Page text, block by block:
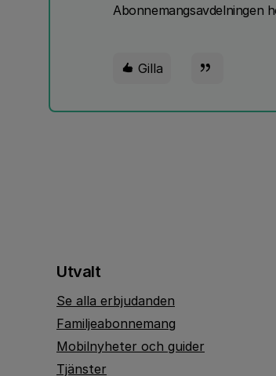
Abonnemangsavdelningen
Gilla
Utvalt
Se alla erbjudanden
Familjeabonnemang
Mobilnyheter och guider
Tjänster